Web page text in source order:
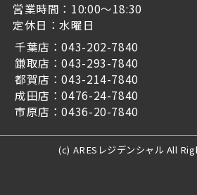
営業時間：10:00～18:30
定休日：水曜日
千葉店：043-202-7840
鎌取店：043-293-7840
都賀店：043-214-7840
成田店：0476-24-7840
市原店：0436-20-7840
(c) ARESレジデンシャル All